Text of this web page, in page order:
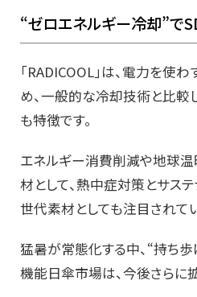
“ゼロエネルギー冷却”で
「RADICOOL」は、電力を使
め、一般的な冷却技術と比
も特徴です。
エネルギー消費削減や地球
材として、熱中症対策とサス
世代素材としても注目されて
猛暑が常態化する中、“持ち
機能日傘市場は、今後さらに